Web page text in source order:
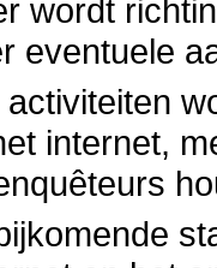
wordt
eventuele
internet,